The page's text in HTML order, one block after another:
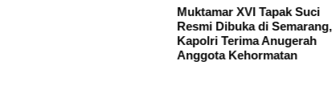
Muktamar XVI Tapak Suci
Resmi Dibuka di Semarang,
Kapolri Terima Anugerah
Anggota Kehormatan